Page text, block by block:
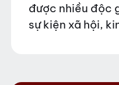
được nhiều độc
sự kiện xã hội,